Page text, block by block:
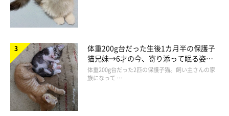
体重200g台だった生後1カ月半の保護子
猫兄妹→6才の今、寄り添って眠る姿に
ほっこり！
体重200g台だった2匹の保護子猫。飼い主さんの家
族になって …